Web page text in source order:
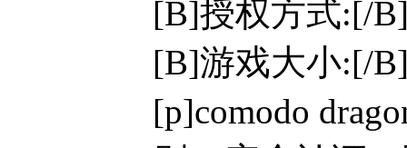
[B]授权方式:[/
[B]游戏大小:[/
[p]comodo